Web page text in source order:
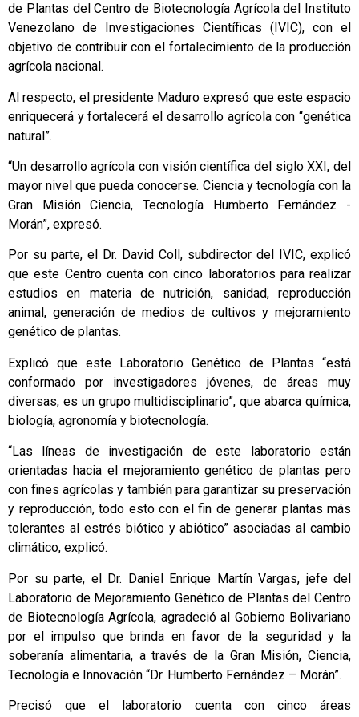
de Plantas del Centro de Biotecnología Agrícola del Instituto
Venezolano de Investigaciones Científicas (IVIC), con el
objetivo de contribuir con el fortalecimiento de la producción
agrícola nacional.
Al respecto, el presidente Maduro expresó que este espacio
enriquecerá y fortalecerá el desarrollo agrícola con “genética
natural”.
“Un desarrollo agrícola con visión científica del siglo XXI, del
mayor nivel que pueda conocerse. Ciencia y tecnología con la
Gran Misión Ciencia, Tecnología Humberto Fernández -
Morán”, expresó.
Por su parte, el Dr. David Coll, subdirector del IVIC, explicó
que este Centro cuenta con cinco laboratorios para realizar
estudios en materia de nutrición, sanidad, reproducción
animal, generación de medios de cultivos y mejoramiento
genético de plantas.
Explicó que este Laboratorio Genético de Plantas “está
conformado por investigadores jóvenes, de áreas muy
diversas, es un grupo multidisciplinario”, que abarca química,
biología, agronomía y biotecnología.
“Las líneas de investigación de este laboratorio están
orientadas hacia el mejoramiento genético de plantas pero
con fines agrícolas y también para garantizar su preservación
y reproducción, todo esto con el fin de generar plantas más
tolerantes al estrés biótico y abiótico” asociadas al cambio
climático, explicó.
Por su parte, el Dr. Daniel Enrique Martín Vargas, jefe del
Laboratorio de Mejoramiento Genético de Plantas del Centro
de Biotecnología Agrícola, agradeció al Gobierno Bolivariano
por el impulso que brinda en favor de la seguridad y la
soberanía alimentaria, a través de la Gran Misión, Ciencia,
Tecnología e Innovación “Dr. Humberto Fernández – Morán”.
Precisó que el laboratorio cuenta con cinco áreas